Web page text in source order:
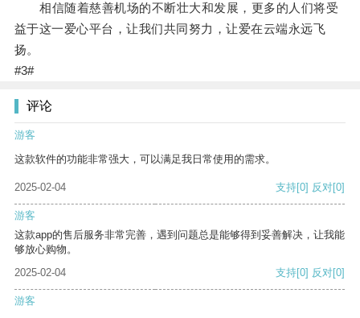
相信随着慈善机场的不断壮大和发展，更多的人们将受
益于这一爱心平台，让我们共同努力，让爱在云端永远飞
扬。
#3#
评论
游客
这款软件的功能非常强大，可以满足我日常使用的需求。
2025-02-04 支持[0] 反对[0]
游客
这款app的售后服务非常完善，遇到问题总是能够得到妥善解决，让我能
够放心购物。
2025-02-04
支持[0] 反对[0]
游客